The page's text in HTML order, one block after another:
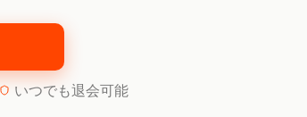
いつでも退会可能